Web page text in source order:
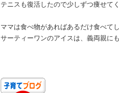
テニスも復活したので少しずつ痩せて
ママは食べ物があればあるだけ食べて
サーティーワンのアイスは、義両親に